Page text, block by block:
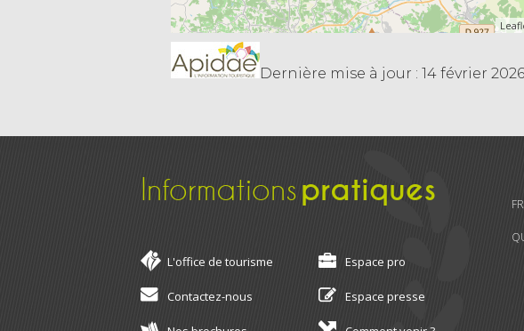
Dernière mise à jour : 14 février 2026
Informationspratiques
L'office de tourisme Espace pro
Contactez-nous Espace presse